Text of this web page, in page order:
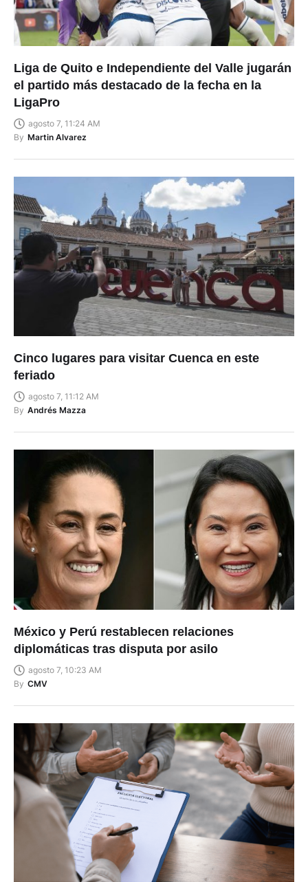
Liga de Quito e Independiente del Valle jugarán
el partido más destacado de la fecha en la
LigaPro
agosto 7, 11:24 AM
By Martin Alvarez
Cinco lugares para visitar Cuenca en este
feriado
agosto 7, 11:12 AM
By Andrés Mazza
México y Perú restablecen relaciones
diplomáticas tras disputa por asilo
agosto 7, 10:23 AM
By CMV